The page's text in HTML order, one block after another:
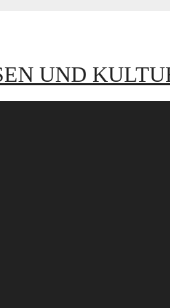
UND